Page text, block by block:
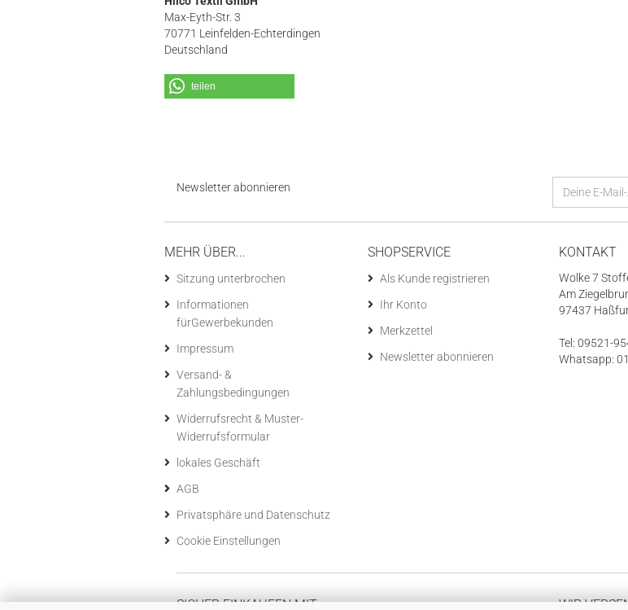
Max-Eyth-Str. 3
70771 Leinfelden-Echterdingen
Deutschland
teilen
Newsletter abonnieren
MEHR ÜBER...
Sitzung unterbrochen
Informationen
fürGewerbekunden
Impressum
Versand- &
Zahlungsbedingungen
Widerrufsrecht & Muster-
Widerrufsformular
lokales Geschäft
AGB
Privatsphäre und Datenschutz
Cookie Einstellungen
SHOPSERVICE
Als Kunde registrieren
Ihr Konto
Merkzettel
Newsletter abonnieren
KONTAKT
Wolke 7
Am
97437
Tel: 09521-
Whatsapp:
SICHER EINKAUFEN MIT WIR